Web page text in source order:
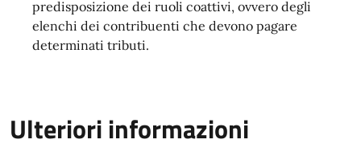
predisposizione dei ruoli coattivi, ovvero degli
elenchi dei contribuenti che devono pagare
determinati tributi.
Ulteriori informazioni